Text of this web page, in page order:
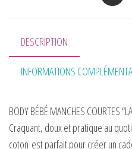
DESCRIPTION
INFORMATIONS
BODY BÉBÉ MANCHES COURTES
Craquant, doux et pratique au
coton est parfait pour créer un